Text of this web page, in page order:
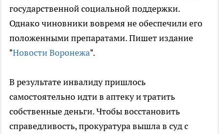
государственной социальной поддержки.
Однако чиновники вовремя не обеспечили его
положенными препаратами. Пишет издание
"Новости Воронежа".
В результате инвалиду пришлось
самостоятельно идти в аптеку и тратить
собственные деньги. Чтобы восстановить
справедливость, прокуратура вышла в суд с